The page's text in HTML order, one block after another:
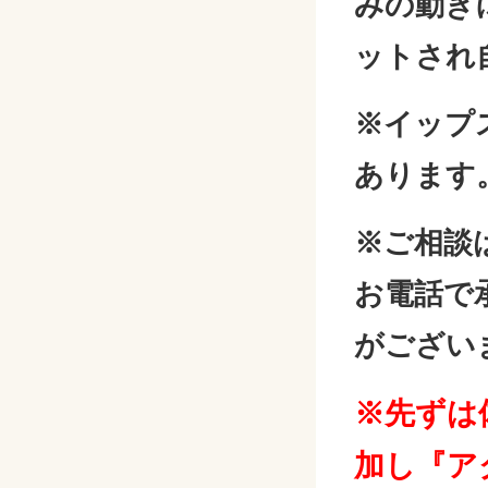
ットされ
※イップ
あります
※ご相談
お電話で
がござい
※先ずは
加し『